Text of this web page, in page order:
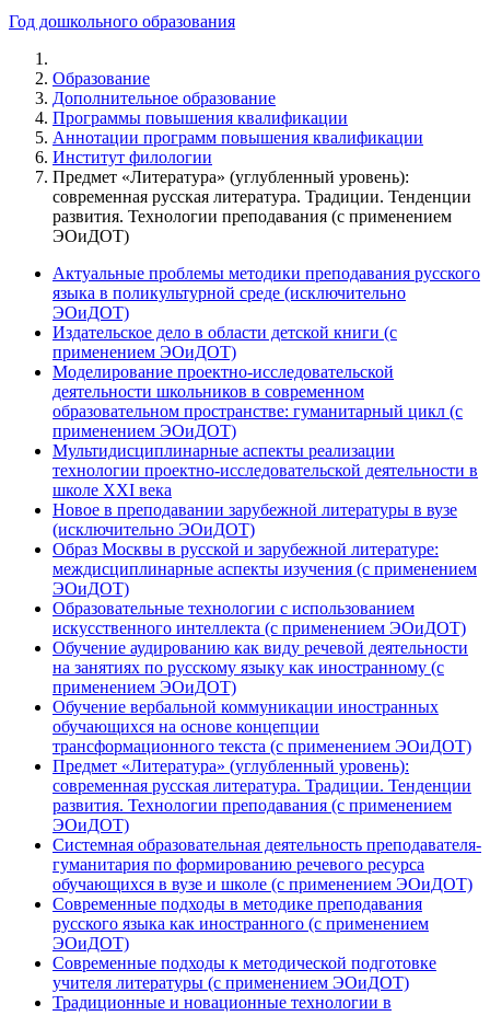
Год дошкольного образования
Образование
Дополнительное образование
Программы повышения квалификации
Аннотации программ повышения квалификации
Институт филологии
Предмет «Литература» (углубленный уровень):
современная русская литература. Традиции. Тенденции
развития. Технологии преподавания (с применением
ЭОиДОТ)
Актуальные проблемы методики преподавания русского
языка в поликультурной среде (исключительно
ЭОиДОТ)
Издательское дело в области детской книги (с
применением ЭОиДОТ)
Моделирование проектно-исследовательской
деятельности школьников в современном
образовательном пространстве: гуманитарный цикл (с
применением ЭОиДОТ)
Мультидисциплинарные аспекты реализации
технологии проектно-исследовательской деятельности в
школе XXI века
Новое в преподавании зарубежной литературы в вузе
(исключительно ЭОиДОТ)
Образ Москвы в русской и зарубежной литературе:
междисциплинарные аспекты изучения (с применением
ЭОиДОТ)
Образовательные технологии с использованием
искусственного интеллекта (с применением ЭОиДОТ)
Обучение аудированию как виду речевой деятельности
на занятиях по русскому языку как иностранному (с
применением ЭОиДОТ)
Обучение вербальной коммуникации иностранных
обучающихся на основе концепции
трансформационного текста (с применением ЭОиДОТ)
Предмет «Литература» (углубленный уровень):
современная русская литература. Традиции. Тенденции
развития. Технологии преподавания (с применением
ЭОиДОТ)
Системная образовательная деятельность преподавателя-
гуманитария по формированию речевого ресурса
обучающихся в вузе и школе (с применением ЭОиДОТ)
Современные подходы в методике преподавания
русского языка как иностранного (с применением
ЭОиДОТ)
Современные подходы к методической подготовке
учителя литературы (с применением ЭОиДОТ)
Традиционные и новационные технологии в